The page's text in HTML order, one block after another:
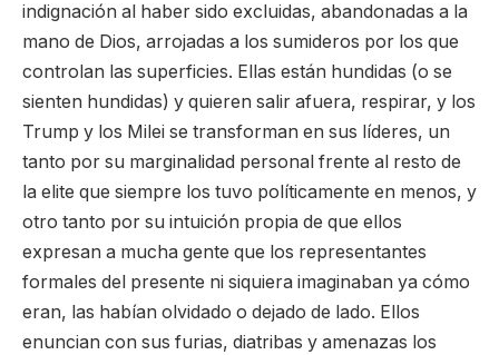
indignación al haber sido excluidas, abandonadas a la
mano de Dios, arrojadas a los sumideros por los que
controlan las superficies. Ellas están hundidas (o se
sienten hundidas) y quieren salir afuera, respirar, y los
Trump y los Milei se transforman en sus líderes, un
tanto por su marginalidad personal frente al resto de
la elite que siempre los tuvo políticamente en menos, y
otro tanto por su intuición propia de que ellos
expresan a mucha gente que los representantes
formales del presente ni siquiera imaginaban ya cómo
eran, las habían olvidado o dejado de lado. Ellos
enuncian con sus furias, diatribas y amenazas los